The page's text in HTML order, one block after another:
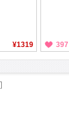
¥1319 397